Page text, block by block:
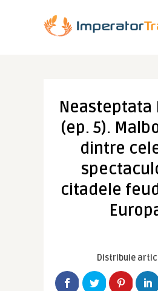
Neasteptata
(ep. 5).
dintre
citadele
Distribuie